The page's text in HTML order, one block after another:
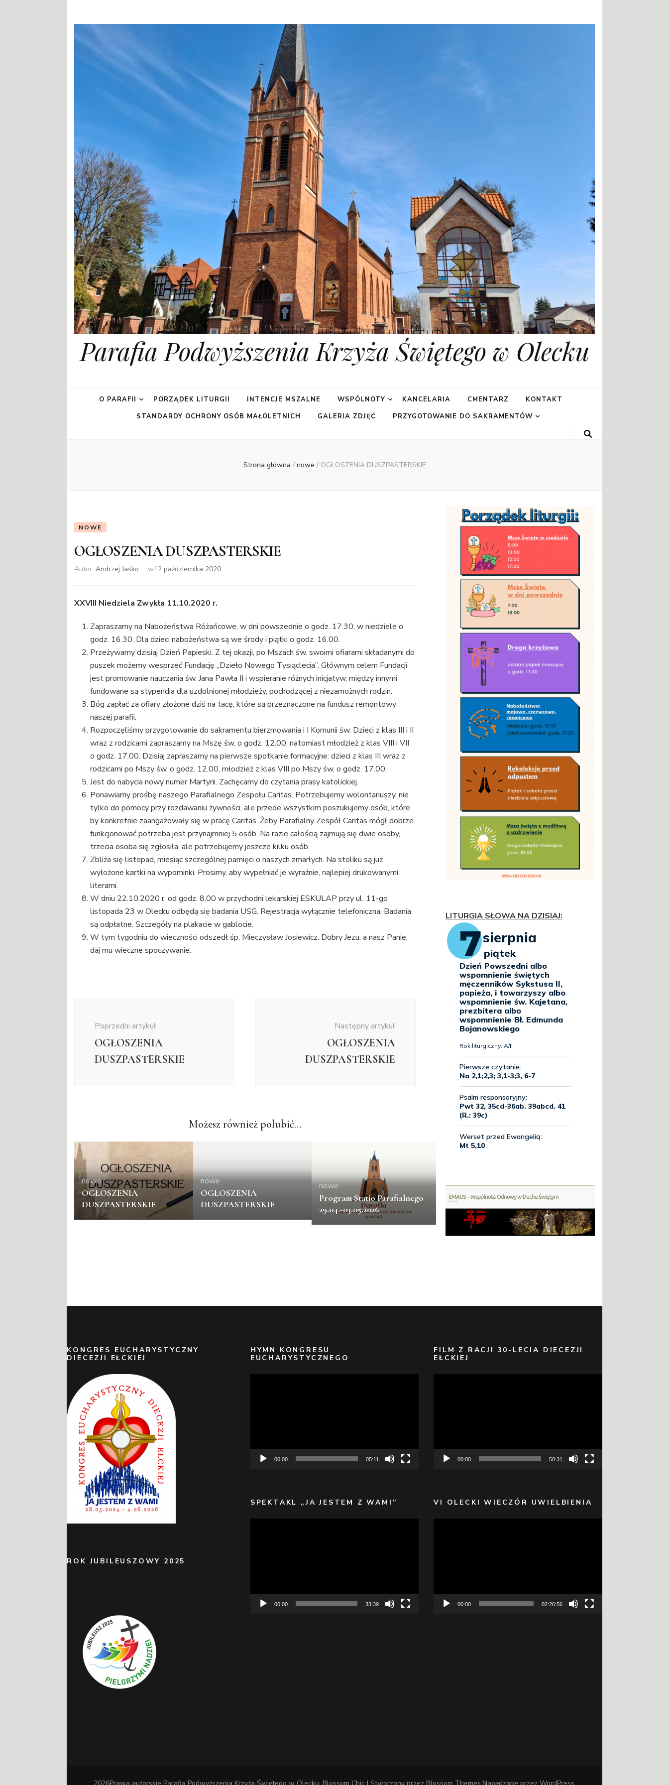
Parafia Podwyższenia Krzyża Świętego w Olecku
O PARAFII PORZĄDEK LITURGII INTENCJE MSZALNE WSPÓLNOTY KANCELARIA CMENTARZ
KONTAKT
STANDARDY OCHRONY OSÓB MAŁOLETNICH
GALERIA ZDJĘĆ PRZYGOTOWANIE DO SAKRAMENTÓW
Strona główna / nowe / OGŁOSZENIA DUSZPASTERSKIE
NOWE
OGŁOSZENIA DUSZPASTERSKIE
Autor:Andrzej Jaśko w12 października 2020
XXVIII Niedziela Zwykła 11.10.2020 r.
Zapraszamy na Nabożeństwa Różańcowe, w dni powszednie o godz. 17.30, w niedziele o
godz. 16.30. Dla dzieci nabożeństwa są we środy i piątki o godz. 16.00.
Przeżywamy dzisiaj Dzień Papieski. Z tej okazji, po Mszach św. swoimi ofiarami składanymi do
puszek możemy wesprzeć Fundację „Dzieło Nowego Tysiąclecia”. Głównym celem Fundacji
jest promowanie nauczania św. Jana Pawła II i wspieranie różnych inicjatyw, między innymi
fundowane są stypendia dla uzdolnionej młodzieży, pochodzącej z niezamożnych rodzin.
Bóg zapłać za ofiary złożone dziś na tacę, które są przeznaczone na fundusz remontowy
naszej parafii.
Rozpoczęliśmy przygotowanie do sakramentu bierzmowania i I Komunii św. Dzieci z klas III i II
wraz z rodzicami zapraszamy na Mszę św. o godz. 12.00, natomiast młodzież z klas VIII i VII
o godz. 17.00. Dzisiaj zapraszamy na pierwsze spotkanie formacyjne: dzieci z klas III wraz z
rodzicami po Mszy św. o godz. 12.00, młodzież z klas VIII po Mszy św. o godz. 17.00.
Jest do nabycia nowy numer Martyrii. Zachęcamy do czytania prasy katolickiej.
Ponawiamy prośbę naszego Parafialnego Zespołu Caritas. Potrzebujemy wolontariuszy, nie
tylko do pomocy przy rozdawaniu żywności, ale przede wszystkim poszukujemy osób, które
by konkretnie zaangażowały się w pracę Caritas. Żeby Parafialny Zespół Caritas mógł dobrze
funkcjonować potrzeba jest przynajmniej 5 osób. Na razie całością zajmują się dwie osoby,
trzecia osoba się zgłosiła, ale potrzebujemy jeszcze kilku osób.
Zbliża się listopad, miesiąc szczególnej pamięci o naszych zmarłych. Na stoliku są już
wyłożone kartki na wypominki. Prosimy, aby wypełniać je wyraźnie, najlepiej drukowanymi
literami.
W dniu 22.10.2020 r. od godz. 8.00 w przychodni lekarskiej ESKULAP przy ul. 11-go
listopada 23 w Olecku odbędą się badania USG. Rejestracja wyłącznie telefoniczna. Badania
są odpłatne. Szczegóły na plakacie w gablocie.
W tym tygodniu do wieczności odszedł śp. Mieczysław Josiewicz. Dobry Jezu, a nasz Panie,
daj mu wieczne spoczywanie.
Poprzedni artykuł
OGŁOSZENIA
DUSZPASTERSKIE
Następny artykuł
OGŁOSZENIA
DUSZPASTERSKIE
Możesz również polubić…
nowe
OGŁOSZENIA
DUSZPASTERSKIE
nowe
OGŁOSZENIA
DUSZPASTERSKIE
nowe
Program Statio Parafialnego
29.04.-03.05.2026
LITURGIA SŁOWA NA DZISIAJ:
KONGRES EUCHARYSTYCZNY
DIECEZJI EŁCKIEJ
ROK JUBILEUSZOWY 2025
HYMN KONGRESU
EUCHARYSTYCZNEGO
00:00 05:11
SPEKTAKL „JA JESTEM Z WAMI”
00:00 33:39
FILM Z RACJI 30-LECIA DIECEZJI
EŁCKIEJ
00:00 50:31
VI OLECKI WIECZÓR UWIELBIENIA
00:00 02:26:56